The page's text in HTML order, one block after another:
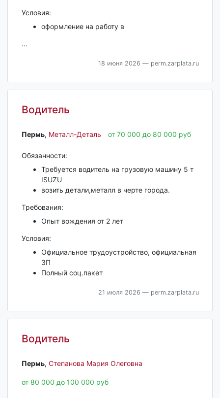
Условия:
оформление на работу в
...
18 июня 2026 — perm.zarplata.ru
Водитель
Пермь‎, Металл-Деталь от 70 000 до 80 000 руб
Обязанности:
Требуется водитель на грузовую машину 5 т
ISUZU
возить детали,металл в черте города.
Требования:
Опыт вождения от 2 лет
Условия:
Официальное трудоустройство, официальная
ЗП
Полный соц.пакет
21 июля 2026 — perm.zarplata.ru
Водитель
Пермь‎, Степанова Мария Олеговна
от 80 000 до 100 000 руб